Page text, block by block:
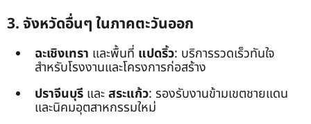
3. จังหวัดอื่นๆ ในภาคตะวันออก
ฉะเชิงเทรา และพื้นที่ แปดริ้ว: บริการรวดเร็วทันใจ
สำหรับโรงงานและโครงการก่อสร้าง
ปราจีนบุรี และสระแก้ว: รองรับงานข้ามเขตชายแดน
และนิคมอุตสาหกรรมใหม่